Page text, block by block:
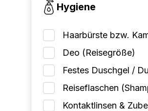
Hygiene
Haarbürste bzw.
Deo (Reisegröße)
Festes Duschgel /
Reiseflaschen
Kontaktlinsen &